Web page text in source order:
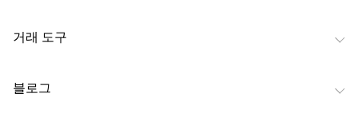
거래 도구
블로그